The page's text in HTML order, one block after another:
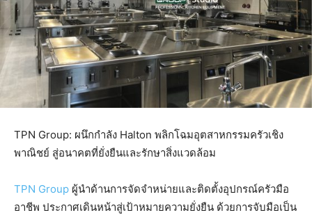
TPN Group: ผนึกกำลัง Halton พลิกโฉมอุตสาหกรรมครัวเชิง
พาณิชย์ สู่อนาคตที่ยั่งยืนและรักษาสิ่งแวดล้อม
TPN Group ผู้นำด้านการจัดจำหน่ายและติดตั้งอุปกรณ์ครัวมือ
อาชีพ ประกาศเดินหน้าสู่เป้าหมายความยั่งยืน ด้วยการจับมือเป็น